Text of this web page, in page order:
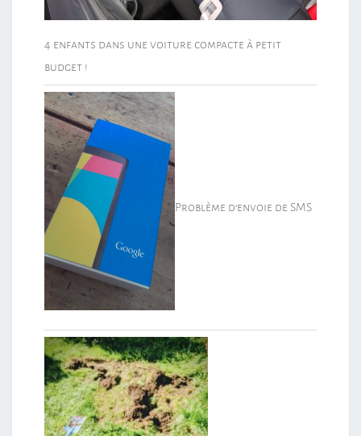
4 enfants dans une voiture compacte à petit
budget !
Problème d’envoie de SMS